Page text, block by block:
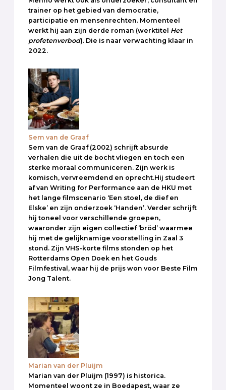
trainer op het gebied van democratie,
participatie en mensenrechten. Momenteel
werkt hij aan zijn derde roman (werktitel Het
profetenverbod). Die is naar verwachting klaar in
2022.
Sem van de Graaf
Sem van de Graaf (2002) schrijft absurde
verhalen die uit de bocht vliegen en toch een
sterke moraal communiceren. Zijn werk is
komisch, vervreemdend en oprecht.Hij studeert
af van Writing for Performance aan de HKU met
het lange filmscenario ‘Een stoel, de dief en
Elske’ en zijn onderzoek ‘Handen’. Verder schrijft
hij toneel voor verschillende groepen,
waaronder zijn eigen collectief ‘bröd’ waarmee
hij met de gelijknamige voorstelling in Zaal 3
stond. Zijn VHS-korte films stonden op het
Rotterdams Open Doek en het Gouds
Filmfestival, waar hij de prijs won voor Beste Film
Jong Talent.
Marian van der Pluijm
Marian van der Pluijm (1997) is historica.
Momenteel woont ze in Boedapest, waar ze